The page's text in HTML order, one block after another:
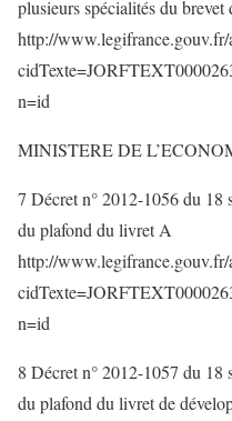
plusieurs spécialités du brevet
http://www.legifrance.gouv.fr/
n=id
MINISTERE DE
7 Décret n° 2012-1056 du 18
du plafond du livret A
http://www.legifrance.gouv.fr/
n=id
8 Décret n° 2012-1057 du 18
du plafond du livret de